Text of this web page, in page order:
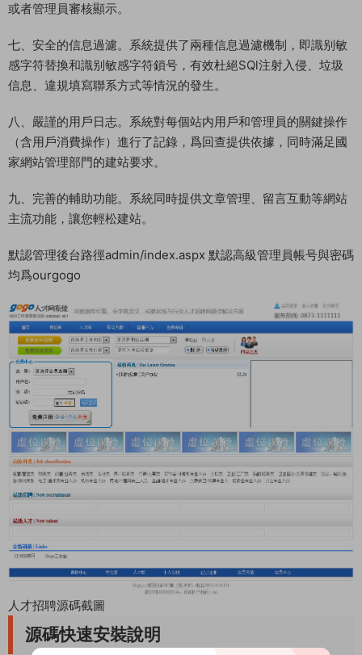
或者管理員審核顯示。
七、安全的信息過濾。系統提供了兩種信息過濾機制，即識别敏
感字符替換和識别敏感字符鎖号，有效杜絕SQl注射入侵、垃圾
信息、違規填寫聯系方式等情況的發生。
八、嚴謹的用戶日志。系統對每個站内用戶和管理員的關鍵操作
（含用戶消費操作）進行了記錄，爲回查提供依據，同時滿足國
家網站管理部門的建站要求。
九、完善的輔助功能。系統同時提供文章管理、留言互動等網站
主流功能，讓您輕松建站。
默認管理後台路徑admin/index.aspx 默認高級管理員帳号與密碼
均爲ourgogo
人才招聘源碼截圖
源碼快速安裝說明